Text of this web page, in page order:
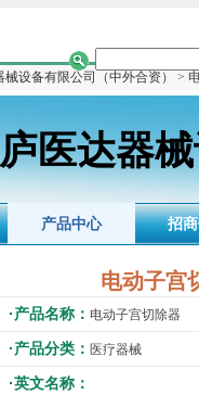
设备有限公司（中外合资） >
医达器
产品中心 招
电动子宫
·产品名称： 电动子宫切除器
·产品分类： 医疗器械
·英文名称：